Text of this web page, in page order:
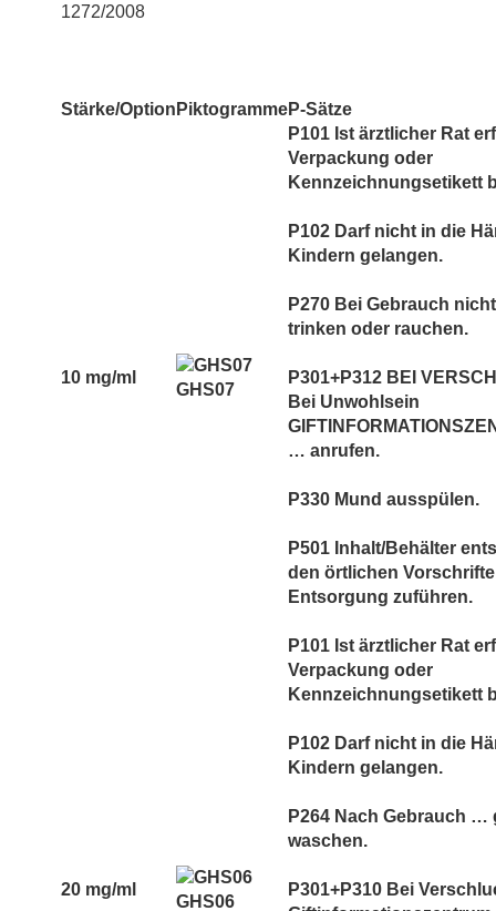
1272/2008
Stärke/Option PiktogrammeP-Sätze
10 mg/ml
GHS07
P101 Ist ärztlicher Rat
Verpackung oder
Kennzeichnungsetikett
P102 Darf nicht in die
Kindern gelangen.
P270 Bei Gebrauch
trinken oder rauchen.
P301+P312 BEI
Bei Unwohlsein
… anrufen.
P330 Mund ausspülen.
P501 Inhalt/Behälter
den örtlichen
Entsorgung zuführen.
20 mg/ml
GHS06
P101 Ist ärztlicher Rat
Verpackung oder
Kennzeichnungsetikett
P102 Darf nicht in die
Kindern gelangen.
P264 Nach Gebrauch …
waschen.
P301+P310 Bei